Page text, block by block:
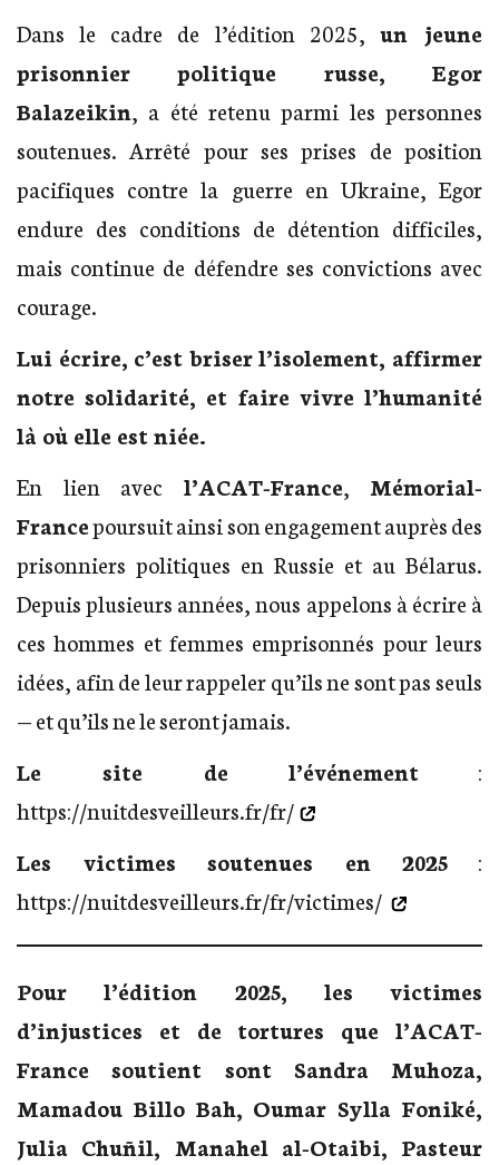
Dans le cadre de l’édition 2025, un jeune
prisonnier politique russe, Egor
Balazeikin, a été retenu parmi les personnes
soutenues. Arrêté pour ses prises de position
pacifiques contre la guerre en Ukraine, Egor
endure des conditions de détention difficiles,
mais continue de défendre ses convictions avec
courage.
Lui écrire, c’est briser l’isolement, affirmer
notre solidarité, et faire vivre l’humanité
là où elle est niée.
En lien avec l’ACAT-France, Mémorial-
Francepoursuit ainsi son engagement auprès des
prisonniers politiques en Russie et au Bélarus.
Depuis plusieurs années, nous appelons à écrire à
ces hommes et femmes emprisonnés pour leurs
idées, afin de leur rappeler qu’ils ne sont pas seuls
— et qu’ils ne le seront jamais.
Le site de l’événement :
https://nuitdesveilleurs.fr/fr/
Les victimes soutenues en 2025 :
https://nuitdesveilleurs.fr/fr/victimes/
Pour l’édition 2025, les victimes
d’injustices et de tortures que l’ACAT-
France soutient sont Sandra Muhoza,
Mamadou Billo Bah, Oumar Sylla Foniké,
Julia Chuñil, Manahel al-Otaibi, Pasteur